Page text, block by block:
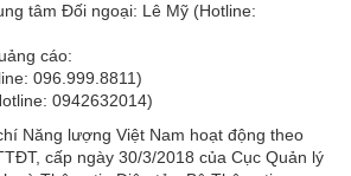
tâm Đối ngoại: Lê Mỹ (Hotline:
cáo:
096.999.8811)
0942632014)
Năng lượng Việt Nam hoạt động theo
cấp ngày 30/3/2018 của Cục Quản lý